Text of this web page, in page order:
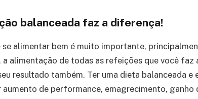
balanceada faz a diferença!
se alimentar bem é muito importante,
a alimentação de todas as refeições que você faz
resultado também. Ter uma dieta balanceada e
de performance, emagrecimento, ganho